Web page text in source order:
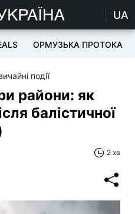
UA
ОРМУЗЬКА ПРОТОКА
події
райони: як
балістичної
2 хв